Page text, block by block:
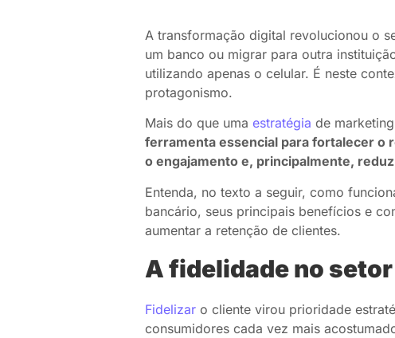
A transformação digital revolucionou o
um banco ou migrar para outra
utilizando apenas o celular. É neste
protagonismo.
Mais do que uma estratégia de
ferramenta essencial para fortalecer o
o engajamento e, principalmente,
Entenda, no texto a seguir, como
bancário, seus principais benefícios e
aumentar a retenção de clientes.
A fidelidade no
Fidelizar o cliente virou prioridade
consumidores cada vez mais